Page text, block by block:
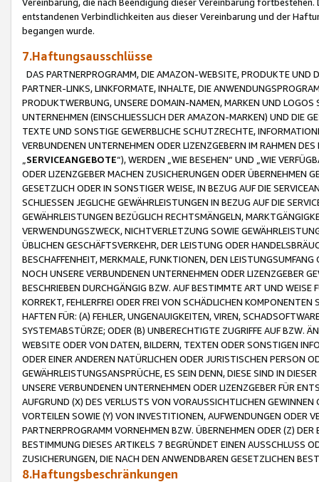
entstandenen Verbindlichkeiten aus dieser Vereinbarung und der
begangen wurde.
7.Haftungsausschlüsse
DAS PARTNERPROGRAMM, DIE AMAZON-WEBSITE, PRODUKTE UND
PARTNER-LINKS, LINKFORMATE, INHALTE, DIE
PRODUKTWERBUNG, UNSERE DOMAIN-NAMEN, MARKEN UND
UNTERNEHMEN (EINSCHLIESSLICH DER AMAZON-MARKEN) UND DIE
TEXTE UND SONSTIGE GEWERBLICHE SCHUTZRECHTE,
VERBUNDENEN UNTERNEHMEN ODER LIZENZGEBERN IM RAHMEN
SERVICEANGEBOTE“), WERDEN „WIE BESEHEN“ UND „WIE
ODER LIZENZGEBER MACHEN ZUSICHERUNGEN ODER ÜBERNEHMEN
GESETZLICH ODER IN SONSTIGER WEISE, IN BEZUG AUF DIE
SCHLIESSEN JEGLICHE GEWÄHRLEISTUNGEN IN BEZUG AUF DIE
GEWÄHRLEISTUNGEN BEZÜGLICH RECHTSMÄNGELN,
VERWENDUNGSZWECK, NICHTVERLETZUNG SOWIE
ÜBLICHEN GESCHÄFTSVERKEHR, DER LEISTUNG ODER
BESCHAFFENHEIT, MERKMALE, FUNKTIONEN, DEN
NOCH UNSERE VERBUNDENEN UNTERNEHMEN ODER LIZENZGEBER
BESCHRIEBEN DURCHGÄNGIG BZW. AUF BESTIMMTE ART UND
KORREKT, FEHLERFREI ODER FREI VON SCHÄDLICHEN
HAFTEN FÜR: (A) FEHLER, UNGENAUIGKEITEN, VIREN,
SYSTEMABSTÜRZE; ODER (B) UNBERECHTIGTE ZUGRIFFE AUF BZW.
WEBSITE ODER VON DATEN, BILDERN, TEXTEN ODER SONSTIGEN
ODER EINER ANDEREN NATÜRLICHEN ODER JURISTISCHEN PERSON
GEWÄHRLEISTUNGSANSPRÜCHE, ES SEIN DENN, DIESE SIND IN
UNSERE VERBUNDENEN UNTERNEHMEN ODER LIZENZGEBER FÜR
AUFGRUND (X) DES VERLUSTS VON VORAUSSICHTLICHEN
VORTEILEN SOWIE (Y) VON INVESTITIONEN, AUFWENDUNGEN ODER
PARTNERPROGRAMM VORNEHMEN BZW. ÜBERNEHMEN ODER (Z)
BESTIMMUNG DIESES ARTIKELS 7 BEGRÜNDET EINEN AUSSCHLUSS
ZUSICHERUNGEN, DIE NACH DEN ANWENDBAREN GESETZLICHEN
8.Haftungsbeschränkungen